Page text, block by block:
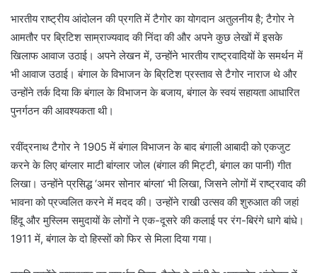
भारतीय राष्ट्रीय आंदोलन की प्रगति में टैगोर का योगदान अतुलनीय है; टैगोर ने
आमतौर पर ब्रिटिश साम्राज्यवाद की निंदा की और अपने कुछ लेखों में इसके
खिलाफ आवाज उठाई। अपने लेखन में, उन्होंने भारतीय राष्ट्रवादियों के समर्थन में
भी आवाज उठाई। बंगाल के विभाजन के ब्रिटिश प्रस्ताव से टैगोर नाराज थे और
उन्होंने तर्क दिया कि बंगाल के विभाजन के बजाय, बंगाल के स्वयं सहायता आधारित
पुनर्गठन की आवश्यकता थी।
रवींद्रनाथ टैगोर ने 1905 में बंगाल विभाजन के बाद बंगाली आबादी को एकजुट
करने के लिए बांग्लार माटी बांग्लार जोल (बंगाल की मिट्टी, बंगाल का पानी) गीत
लिखा। उन्होंने प्रसिद्ध ‘अमर सोनार बांग्ला’ भी लिखा, जिसने लोगों में राष्ट्रवाद की
भावना को प्रज्वलित करने में मदद की। उन्होंने राखी उत्सव की शुरुआत की जहां
हिंदू और मुस्लिम समुदायों के लोगों ने एक-दूसरे की कलाई पर रंग-बिरंगे धागे बांधे।
1911 में, बंगाल के दो हिस्सों को फिर से मिला दिया गया।